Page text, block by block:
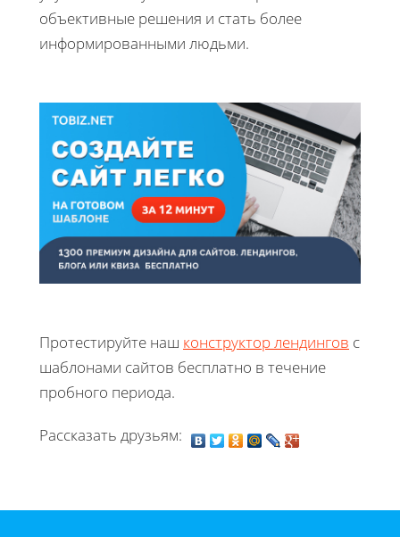
объективные решения и стать более
информированными людьми.
Протестируйте наш конструктор лендингов с
шаблонами сайтов бесплатно в течение
пробного периода.
Рассказать друзьям: